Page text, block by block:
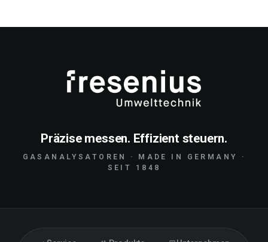
Präzise messen. Effizient steuern.
GASANALYSATOREN · MADE IN GERMANY ·
SEIT 1848